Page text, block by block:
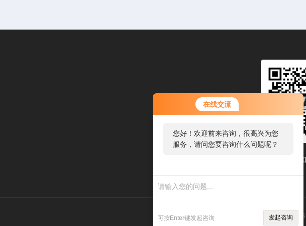
在线交流
您好！欢迎前来咨询，很高兴为您
服务，请问您要咨询什么问题呢？
可按Enter键发起咨询 发起咨询
扫码
技术支持： 管理登录